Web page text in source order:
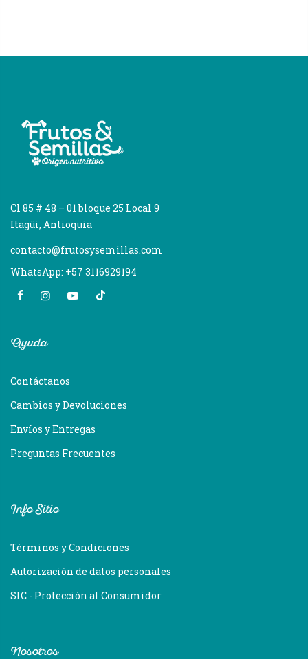
Cl 85 # 48 – 01 bloque 25 Local 9
Itagüi, Antioquia
contacto@frutosysemillas.com
WhatsApp: +57 3116929194
Ayuda
Contáctanos
Cambios y Devoluciones
Envíos y Entregas
Preguntas Frecuentes
Info Sitio
Términos y Condiciones
Autorización de datos personales
SIC - Protección al Consumidor
Nosotros